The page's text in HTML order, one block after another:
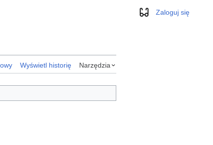
WyglądZaloguj się
Wyświetl historię Narzędzia